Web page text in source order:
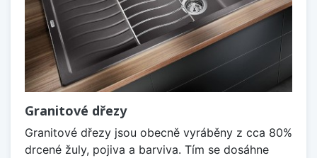
Granitové dřezy
Granitové dřezy jsou obecně vyráběny z cca 80%
drcené žuly, pojiva a barviva. Tím se dosáhne